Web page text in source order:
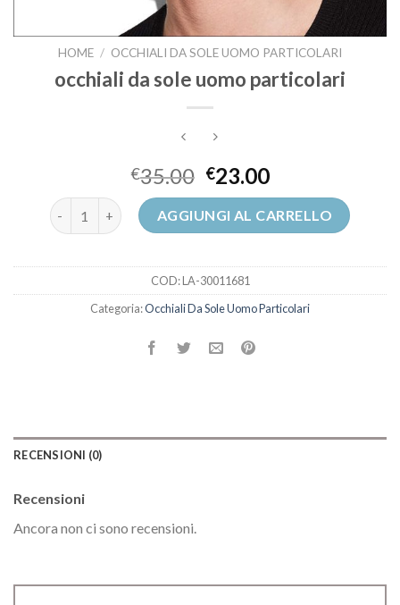
HOME / OCCHIALI DA SOLE UOMO PARTICOLARI
occhiali da sole uomo particolari
€35.00 €23.00
occhiali da sole uomo particolari quantità
AGGIUNGI AL CARRELLO
COD:LA-30011681
Categoria:Occhiali Da Sole Uomo Particolari
RECENSIONI (0)
Recensioni
Ancora non ci sono recensioni.